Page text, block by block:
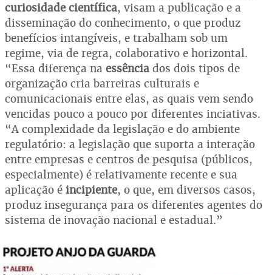
curiosidade científica, visam a publicação e a
disseminação do conhecimento, o que produz
benefícios intangíveis, e trabalham sob um
regime, via de regra, colaborativo e horizontal.
“Essa diferença na essência dos dois tipos de
organização cria barreiras culturais e
comunicacionais entre elas, as quais vem sendo
vencidas pouco a pouco por diferentes inciativas.
“A complexidade da legislação e do ambiente
regulatório: a legislação que suporta a interação
entre empresas e centros de pesquisa (públicos,
especialmente) é relativamente recente e sua
aplicação é incipiente, o que, em diversos casos,
produz insegurança para os diferentes agentes do
sistema de inovação nacional e estadual.”